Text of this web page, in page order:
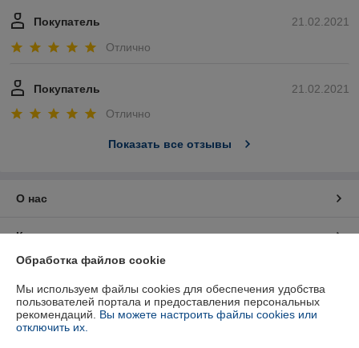
21.02.2021
Покупатель
Отлично
21.02.2021
Покупатель
Отлично
Показать все отзывы
О нас
Контакты
График работы
Обработка файлов cookie
Мы используем файлы cookies для обеспечения удобства
пользователей портала и предоставления персональных
рекомендаций. Вы можете настроить файлы cookies или
отключить их.